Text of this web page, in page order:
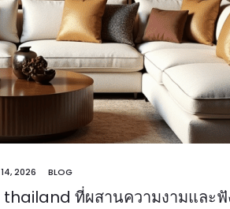
2026 BLOG
ที่ผสานความงามและ